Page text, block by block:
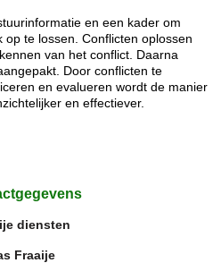
en een kader om
te lossen. Conflicten oplossen
van het conflict. Daarna
Door conflicten te
en evalueren wordt de manier
en effectiever.
diensten
Fraaije